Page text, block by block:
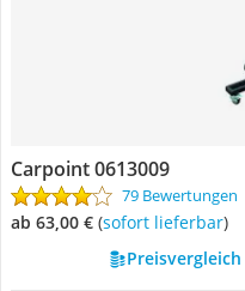
Carpoint 0613009
79 Bewertungen
ab 63,00 € ( Sofort lieferbar)